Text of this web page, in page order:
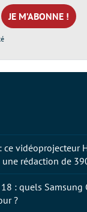
mail
*
ce vidéoprojecteur
une rédaction de
: quels Samsung
?